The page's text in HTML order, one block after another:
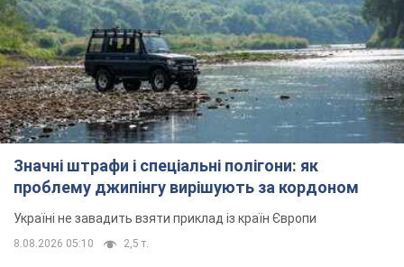
Значні штрафи і спеціальні полігони: як
проблему джипінгу вирішують за кордоном
Україні не завадить взяти приклад із країн Європи
8.08.2026 05:10 2,5 т.